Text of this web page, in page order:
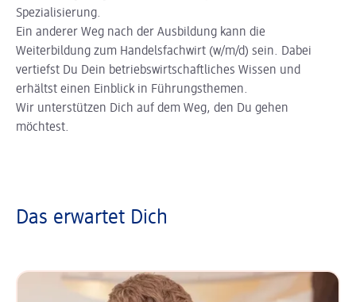
Spezialisierung.
Ein anderer Weg nach der Ausbildung kann die
Weiterbildung zum Handelsfachwirt (w/m/d) sein. Dabei
vertiefst Du Dein betriebswirtschaftliches Wissen und
erhältst einen Einblick in Führungsthemen.
Wir unterstützen Dich auf dem Weg, den Du gehen
möchtest.
Das erwartet Dich